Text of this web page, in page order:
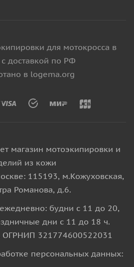
для мотокросса в
доставкой по РФ
в logema.org
магазин мотоэкипировки и
из кожи
115193, м.Кожуховская,
Романова, д.6.
будни с 11 до 20,
дни с 11 до 18 ч.
321774600522031
персональных данных: